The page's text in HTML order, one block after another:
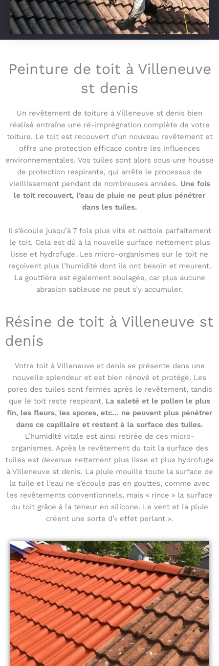
Peinture de toit à Villeneuve
st denis
Un revêtement de toiture à Villeneuve st denis bien
réalisé entraîne une ré-imprégnation complète de votre
toiture. Le toit est recouvert d’un nouveau revêtement et
offre une protection efficace contre les influences
environnementales. Vos tuiles sont alors sous une housse
de protection respirante, qui arrête le processus de
vieillissement pendant de nombreuses années. Une fois
le toit recouvert, l’eau de pluie ne peut plus pénétrer
dans les tuiles.
Il s’écoule jusqu’à 7 fois plus vite et nettoie parfaitement
le toit. Cela est dû à la nouvelle surface nettement plus
lisse et hydrofuge. Les micro-organismes sur le toit ne
reçoivent plus l’humidité dont ils ont besoin et meurent.
La gouttière est également soulagée, car plus aucune
abrasion sableuse ne peut s’y accumuler.
Résine de toit à Villeneuve st
denis
Votre toit à Villeneuve st denis se présente dans une
nouvelle splendeur et est bien rénové et protégé. Les
pores des tuiles sont fermés après le revêtement, tandis
que le toit reste respirant. La saleté et le pollen le plus
fin, les fleurs, les spores, etc… ne peuvent plus pénétrer
dans ce capillaire et restent à la surface des tuiles.
L’humidité vitale est ainsi retirée de ces micro-
organismes. Après le revêtement du toit la surface des
tuiles est devenue nettement plus lisse et plus hydrofuge
à Villeneuve st denis. La pluie mouille toute la surface de
la tuile et l’eau ne s’écoule pas en gouttes, comme avec
les revêtements conventionnels, mais « rince » la surface
du toit grâce à la teneur en silicone. Le vent et la pluie
créent une sorte d’« effet perlant ».